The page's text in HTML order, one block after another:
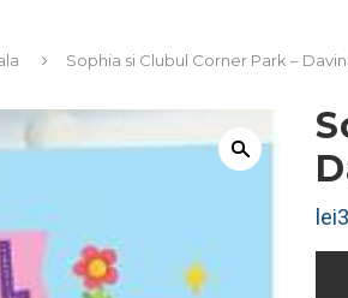
Sophia si Clubul Corner Park –
lei